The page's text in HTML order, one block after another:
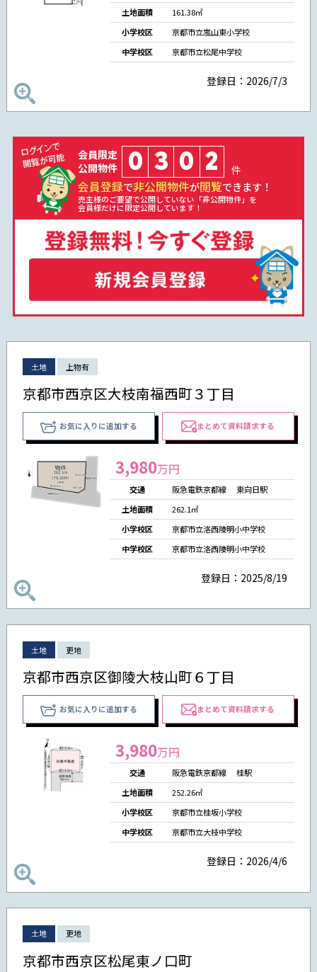
土地面積
161.38㎡
小学校区
京都市立嵐山東小学校
中学校区
京都市立松尾中学校
登録日：2026/7/3
会員限定
公開物件
0 3 0 2 件
会員登録で非公開物件が閲覧できます！
売主様のご要望で公開していない「非公開物件」を
会員様だけに限定公開しています！
土地 上物有
京都市西京区大枝南福西町３丁目
お気に入りに追加する まとめて資料請求する
3,980万円
交通
阪急電鉄京都線 東向日駅
土地面積
262.1㎡
小学校区
京都市立洛西陵明小中学校
中学校区
京都市立洛西陵明小中学校
登録日：2025/8/19
土地 更地
京都市西京区御陵大枝山町６丁目
お気に入りに追加する まとめて資料請求する
3,980万円
交通
阪急電鉄京都線 桂駅
土地面積
252.26㎡
小学校区
京都市立桂坂小学校
中学校区
京都市立大枝中学校
登録日：2026/4/6
土地 更地
京都市西京区松尾東ノ口町